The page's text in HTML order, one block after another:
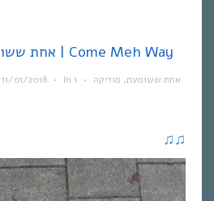
אחת ששומעת #302 | 11/1/18 | Come Meh Way
11/01/2018 • In אחת ששומעת, מוזיקה •
1
♫
♫